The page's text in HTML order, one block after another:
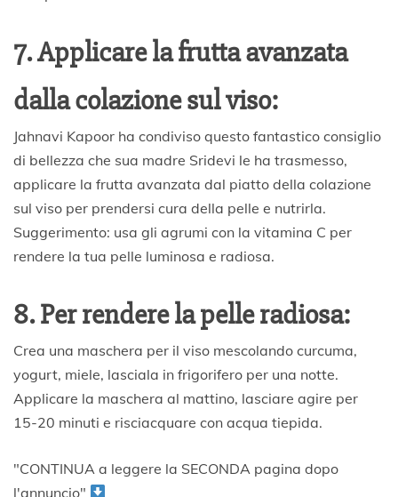
7. Applicare la frutta avanzata
dalla colazione sul viso:
Jahnavi Kapoor ha condiviso questo fantastico consiglio
di bellezza che sua madre Sridevi le ha trasmesso,
applicare la frutta avanzata dal piatto della colazione
sul viso per prendersi cura della pelle e nutrirla.
Suggerimento: usa gli agrumi con la vitamina C per
rendere la tua pelle luminosa e radiosa.
8. Per rendere la pelle radiosa:
Crea una maschera per il viso mescolando curcuma,
yogurt, miele, lasciala in frigorifero per una notte.
Applicare la maschera al mattino, lasciare agire per
15-20 minuti e risciacquare con acqua tiepida.
"CONTINUA a leggere la SECONDA pagina dopo
l'annuncio"